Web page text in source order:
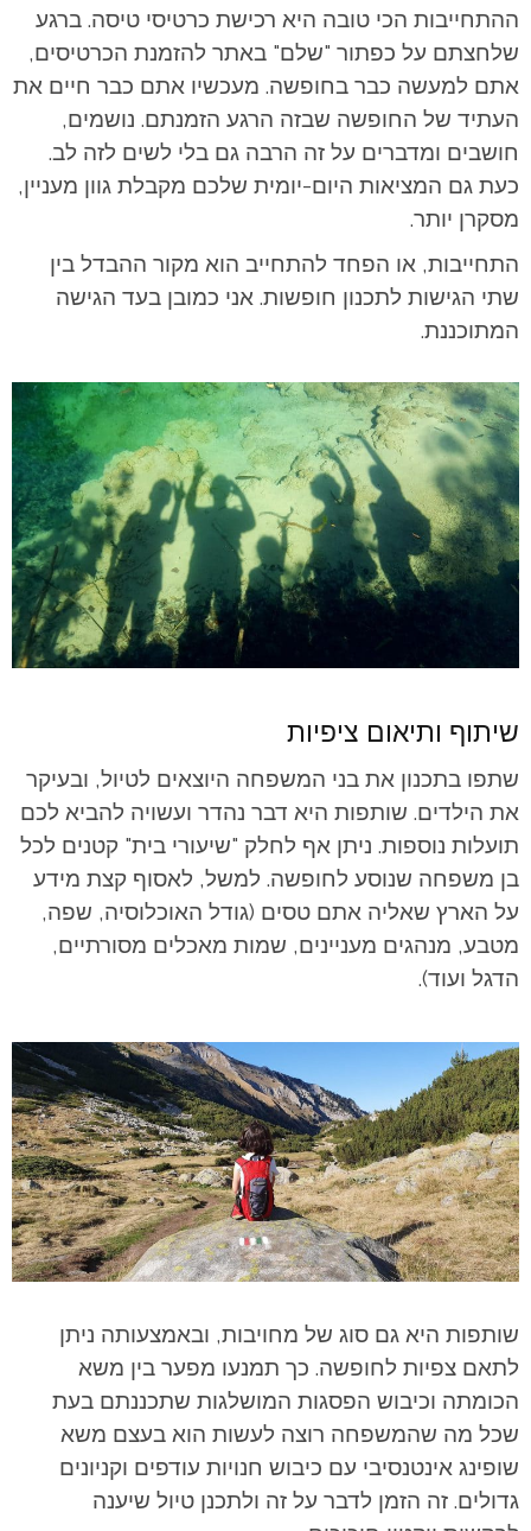
ההתחייבות הכי טובה היא רכישת כרטיסי טיסה. ברגע
שלחצתם על כפתור "שלם" באתר להזמנת הכרטיסים,
אתם למעשה כבר בחופשה. מעכשיו אתם כבר חיים את
העתיד של החופשה שבזה הרגע הזמנתם. נושמים,
חושבים ומדברים על זה הרבה גם בלי לשים לזה לב.
כעת גם המציאות היום-יומית שלכם מקבלת גוון מעניין,
מסקרן יותר.
התחייבות, או הפחד להתחייב הוא מקור ההבדל בין
שתי הגישות לתכנון חופשות. אני כמובן בעד הגישה
המתוכננת.
שיתוף ותיאום ציפיות
שתפו בתכנון את בני המשפחה היוצאים לטיול, ובעיקר
את הילדים. שותפות היא דבר נהדר ועשויה להביא לכם
תועלות נוספות. ניתן אף לחלק "שיעורי בית" קטנים לכל
בן משפחה שנוסע לחופשה. למשל, לאסוף קצת מידע
על הארץ שאליה אתם טסים (גודל האוכלוסיה, שפה,
מטבע, מנהגים מעניינים, שמות מאכלים מסורתיים,
הדגל ועוד).
שותפות היא גם סוג של מחויבות, ובאמצעותה ניתן
לתאם צפיות לחופשה. כך תמנעו מפער בין משא
הכומתה וכיבוש הפסגות המושלגות שתכננתם בעת
שכל מה שהמשפחה רוצה לעשות הוא בעצם משא
שופינג אינטנסיבי עם כיבוש חנויות עודפים וקניונים
גדולים. זה הזמן לדבר על זה ולתכנן טיול שיענה